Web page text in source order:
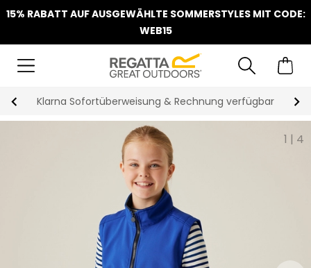
15% RABATT AUF AUSGEWÄHLTE SOMMERSTYLES MIT CODE:
WEB15
Klarna Sofortüberweisung & Rechnung verfügbar
1 | 4